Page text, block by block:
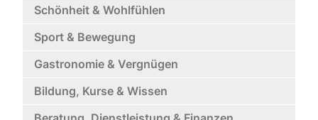
Schönheit & Wohlfühlen
Sport & Bewegung
Gastronomie & Vergnügen
Bildung, Kurse & Wissen